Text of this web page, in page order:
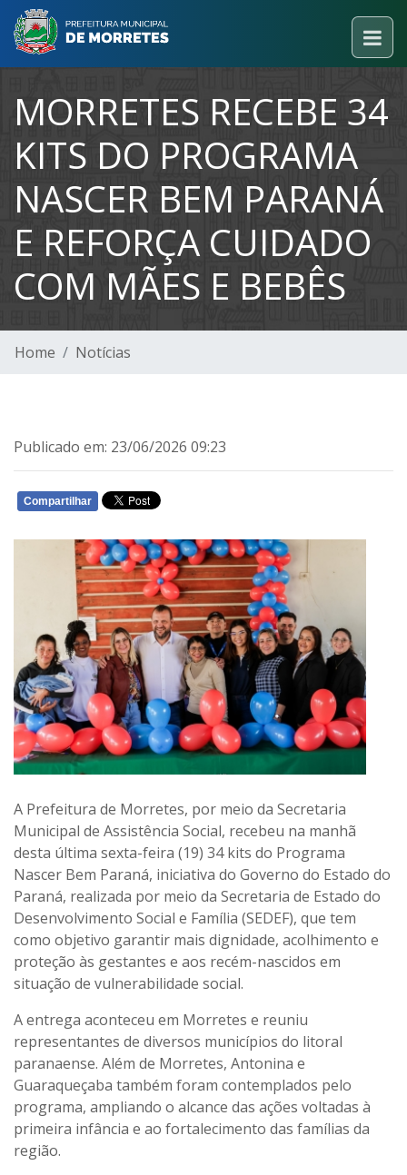
MORRETES RECEBE 34
KITS DO PROGRAMA
NASCER BEM PARANÁ
E REFORÇA CUIDADO
COM MÃES E BEBÊS
Home Notícias
Publicado em: 23/06/2026 09:23
Compartilhar
A Prefeitura de Morretes, por meio da Secretaria
Municipal de Assistência Social, recebeu na manhã
desta última sexta-feira (19) 34 kits do Programa
Nascer Bem Paraná, iniciativa do Governo do Estado do
Paraná, realizada por meio da Secretaria de Estado do
Desenvolvimento Social e Família (SEDEF), que tem
como objetivo garantir mais dignidade, acolhimento e
proteção às gestantes e aos recém-nascidos em
situação de vulnerabilidade social.
A entrega aconteceu em Morretes e reuniu
representantes de diversos municípios do litoral
paranaense. Além de Morretes, Antonina e
Guaraqueçaba também foram contemplados pelo
programa, ampliando o alcance das ações voltadas à
primeira infância e ao fortalecimento das famílias da
região.